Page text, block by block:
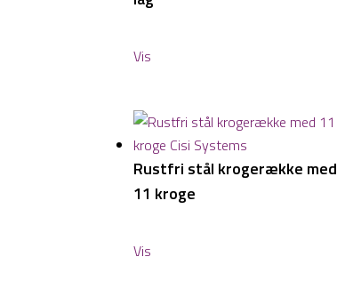
Vis
Rustfri stål krogerække med
11 kroge
Vis